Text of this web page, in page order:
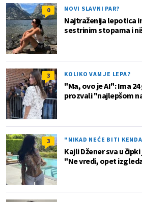
0 NOVI SLAVNI PAR?
Najtraženija lepotica
sestrinim stopama i
3 KOLIKO VAM JE LEPA?
"Ma, ovo je AI": Ima
prozvali "najlepšom
3 "NIKAD NEĆE BITI
Kajli Džener sva u
"Ne vredi, opet